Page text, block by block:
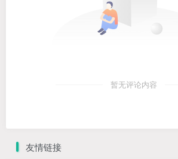
暂无评论内容
友情链接